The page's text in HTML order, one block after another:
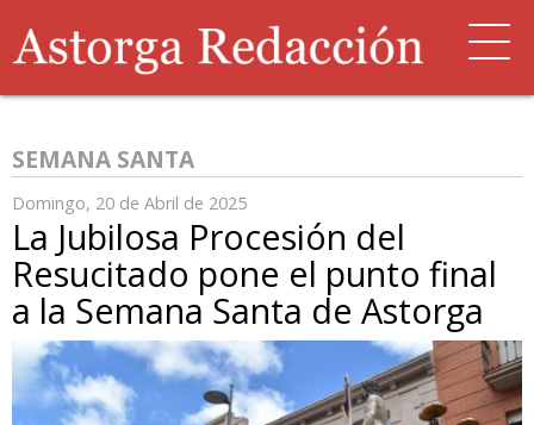
SEMANA SANTA
Domingo, 20 de Abril de 2025
La Jubilosa Procesión del
Resucitado pone el punto final
a la Semana Santa de Astorga